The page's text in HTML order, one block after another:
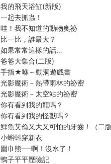
我的飛天浴缸(新版)
一起去抓蟲！
哇！我不知道的動物奧祕
比一比，誰最大？
如果常常這樣的話…
爸爸大集合(二版)
手指★咻～動洞遊戲書
光影魔術－熱帶雨林的祕密
光影魔術－太空站的祕密
你有看到我的龍嗎？
你有看到我的怪獸嗎？
鱷魚艾倫又大又可怕的牙齒！（二
小蝌蚪穿新衣
圍巾熊──啊！沒水了！
鴨子平平歷險記